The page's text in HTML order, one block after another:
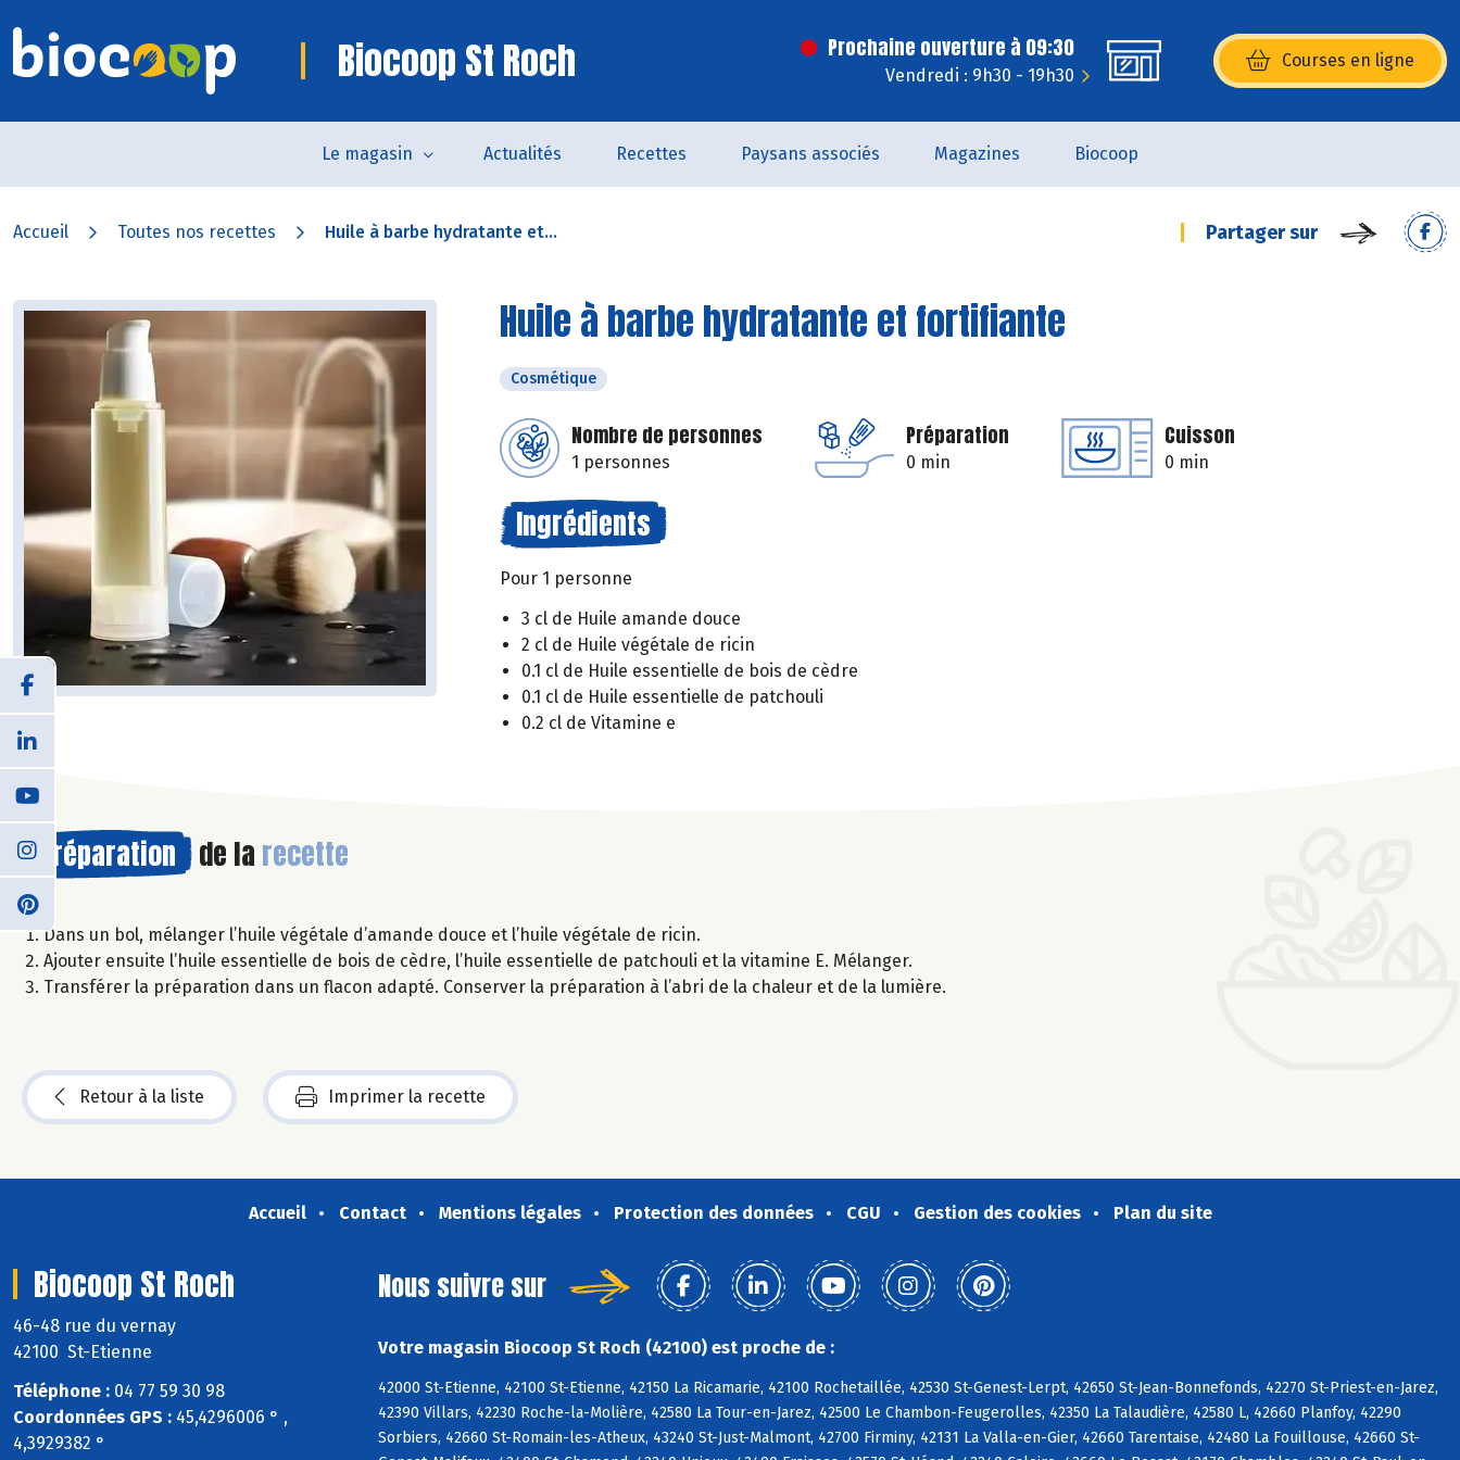
Biocoop St Roch Prochaine ouverture à 09:30
Vendredi : 9h30 - 19h30
Courses en ligne
(s’ouvre dans une nouvelle
Le magasin Actualités Recettes Paysans associés Magazines Biocoop
Accueil Toutes nos recettes Huile à barbe hydratante et... Partager sur
Huile à barbe hydratante et fortifiante
Cosmétique
Nombre de personnes
1 personnes
Préparation
0 min
Cuisson
0 min
Ingrédients
Pour 1 personne
3 cl de Huile amande douce
2 cl de Huile végétale de ricin
0.1 cl de Huile essentielle de bois de cèdre
0.1 cl de Huile essentielle de patchouli
0.2 cl de Vitamine e
Préparation de la recette
Dans un bol, mélanger l’huile végétale d’amande douce et l’huile végétale de ricin.
Ajouter ensuite l’huile essentielle de bois de cèdre, l’huile essentielle de patchouli et la vitamine E. Mélanger.
Transférer la préparation dans un flacon adapté. Conserver la préparation à l’abri de la chaleur et de la lumière.
Retour à la liste Imprimer la recette
Accueil Contact Mentions légales Protection des données CGU Gestion des cookies Plan du site
Biocoop St Roch
46-48 rue du vernay
42100 St-Etienne
Téléphone : 04 77 59 30 98
Coordonnées GPS : 45,4296006 ° ,
4,3929382 °
Nous suivre sur
Votre magasin Biocoop St Roch (42100) est proche de :
42000 St-Etienne, 42100 St-Etienne, 42150 La Ricamarie, 42100 Rochetaillée, 42530 St-Genest-Lerpt, 42650 St-Jean-Bonnefonds, 42270 St-Priest-en-Jarez,
42390 Villars, 42230 Roche-la-Molière, 42580 La Tour-en-Jarez, 42500 Le Chambon-Feugerolles, 42350 La Talaudière, 42580 L, 42660 Planfoy, 42290
Sorbiers, 42660 St-Romain-les-Atheux, 43240 St-Just-Malmont, 42700 Firminy, 42131 La Valla-en-Gier, 42660 Tarentaise, 42480 La Fouillouse, 42660 St-